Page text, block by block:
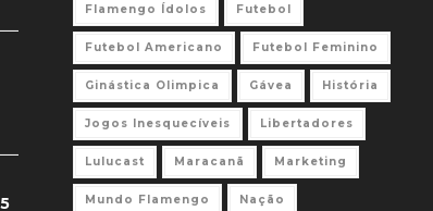
Flamengo Ídolos Futebol
Futebol Americano Futebol Feminino
Ginástica Olimpica Gávea História
Jogos Inesquecíveis Libertadores
Lulucast Maracanã Marketing
Mundo Flamengo Nação